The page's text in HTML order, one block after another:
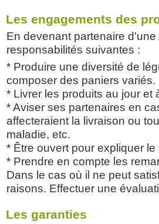
Les engagements des
En devenant partenaire
responsabilités suivantes :
* Produire une diversité de
composer des paniers variés.
* Livrer les produits au jour et
* Aviser ses partenaires en
affecteraient la livraison ou
maladie, etc.
* Être ouvert pour expliquer
* Prendre en compte les
Dans le cas où il ne peut
raisons. Effectuer une
Les garanties